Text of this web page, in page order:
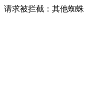
请求被拦截：其他蜘蛛